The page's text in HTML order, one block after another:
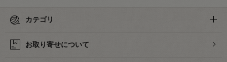
カテゴリ
お取り寄せについて